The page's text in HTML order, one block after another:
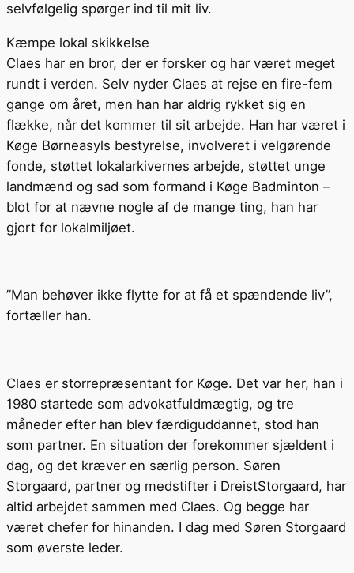
selvfølgelig spørger ind til mit liv.
Kæmpe lokal skikkelse
Claes har en bror, der er forsker og har været meget
rundt i verden. Selv nyder Claes at rejse en fire-fem
gange om året, men han har aldrig rykket sig en
flække, når det kommer til sit arbejde. Han har været i
Køge Børneasyls bestyrelse, involveret i velgørende
fonde, støttet lokalarkivernes arbejde, støttet unge
landmænd og sad som formand i Køge Badminton –
blot for at nævne nogle af de mange ting, han har
gjort for lokalmiljøet.
”Man behøver ikke flytte for at få et spændende liv”,
fortæller han.
Claes er storrepræsentant for Køge. Det var her, han i
1980 startede som advokatfuldmægtig, og tre
måneder efter han blev færdiguddannet, stod han
som partner. En situation der forekommer sjældent i
dag, og det kræver en særlig person. Søren
Storgaard, partner og medstifter i DreistStorgaard, har
altid arbejdet sammen med Claes. Og begge har
været chefer for hinanden. I dag med Søren Storgaard
som øverste leder.